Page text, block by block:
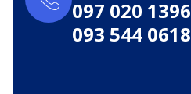
097 020 1396
093 544 0618